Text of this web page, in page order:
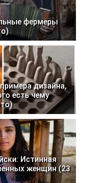
фермеры
дизайна,
есть чему
Истинная
женщин (23